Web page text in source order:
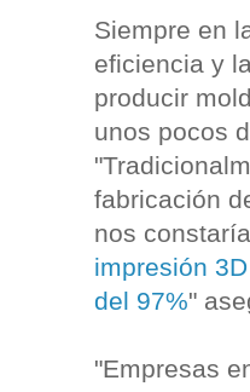
Siempre en
eficiencia y
producir
unos pocos
fabricación
nos
impresión
del 97%"
"Empresas